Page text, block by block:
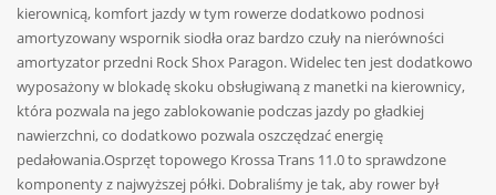
kierownicą, komfort jazdy w tym rowerze dodatkowo podnosi
amortyzowany wspornik siodła oraz bardzo czuły na nierówności
amortyzator przedni Rock Shox Paragon. Widelec ten jest dodatkowo
wyposażony w blokadę skoku obsługiwaną z manetki na kierownicy,
która pozwala na jego zablokowanie podczas jazdy po gładkiej
nawierzchni, co dodatkowo pozwala oszczędzać energię
pedałowania.Osprzęt topowego Krossa Trans 11.0 to sprawdzone
komponenty z najwyższej półki. Dobraliśmy je tak, aby rower był